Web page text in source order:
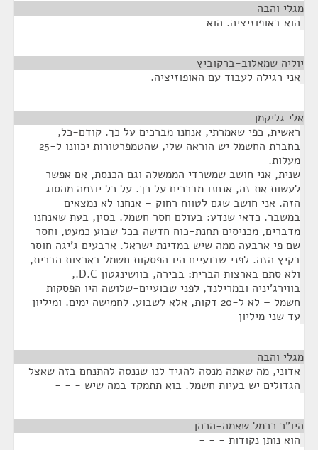
מגלי והבה
הוא באופוזיציה. הוא - - -
יוליה שמאלוב-ברקוביץ
אני רגילה לעבוד עם האופוזיציה.
אלי גליקמן
ראשית, כפי שאמרתי, אנחנו מברכים על כך. קודם-כל,
בחברת החשמל יש הוראה שלי, שהטמפרטורות יכוונו ל-25
מעלות.
שנית, אני חושב שמשרדי הממשלה וגם הכנסת, אם אפשר
לעשות את זה, אנחנו מברכים על כך. על כל יוזמה מהסוג
הזה. אני חושב שגם לטווח רחוק – אנחנו לא נמצאים
במשבר. כדאי שנדע: בעולם חסר חשמל. בסין, בעת שאנחנו
מדברים, מכניסים תחנת-כוח חדשה בכל שבוע כמעט, וחסר
שם פי ארבעה ממה שיש במדינת ישראל. ארבעים ג'יגה חוסר
בקיץ הזה. לפני שבועיים היו הפסקות חשמל בארצות הברית,
ולא סתם בארצות הברית: בבירה, בוושינגטון D.C.,
בווירג'יניה ובמרילנד, לפני שבועיים-שלושה היו הפסקות
חשמל – לא ל-20 דקות, אלא לשבוע. לחמישה ימים. ומיליון
עד שני מיליון - - -
מגלי והבה
אדוני, מה שאתה מנסה להגיד לנו שננסה להתנחם בזה שאצל
הגדולים יש בעיות חשמל. בוא תתמקד במה שיש - - -
היו"ר כרמל שאמה-הכהן
הוא נותן נקודות - - -